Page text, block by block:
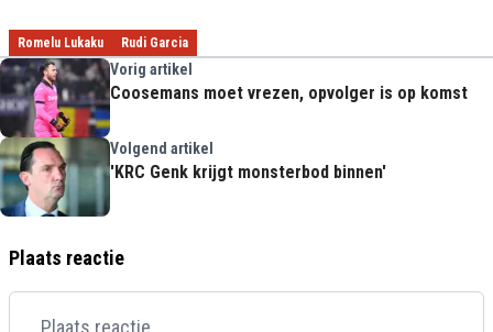
Romelu Lukaku Rudi Garcia
Vorig artikel
Coosemans moet vrezen, opvolger is op komst
Volgend artikel
'KRC Genk krijgt monsterbod binnen'
Plaats reactie